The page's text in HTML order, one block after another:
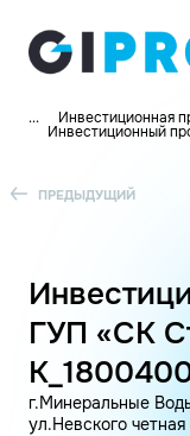
... Инвестиционная
Инвестиционный
ПРЕДЫДУЩИЙ
ГУП «СК
г.Минеральные
ул.Невского четная